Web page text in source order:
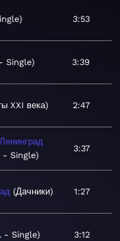
3:53
Single 3:39
XXI века 2:47
Ленинград
- Single
3:37
Дачники 1:27
- Single 3:12